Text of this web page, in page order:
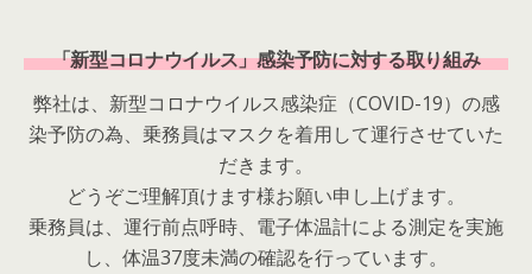
「新型コロナウイルス」感染予防に対する取り組み
弊社は、 新型コロナウイルス感染症（COVID-19）の感
染予防の為、乗務員はマスクを着用して運行させていた
だきます。
どうぞご理解頂けます様お願い申し上げます。
乗務員は、運行前点呼時、電子体温計による測定を実施
し、体温37度未満の確認を行っています。